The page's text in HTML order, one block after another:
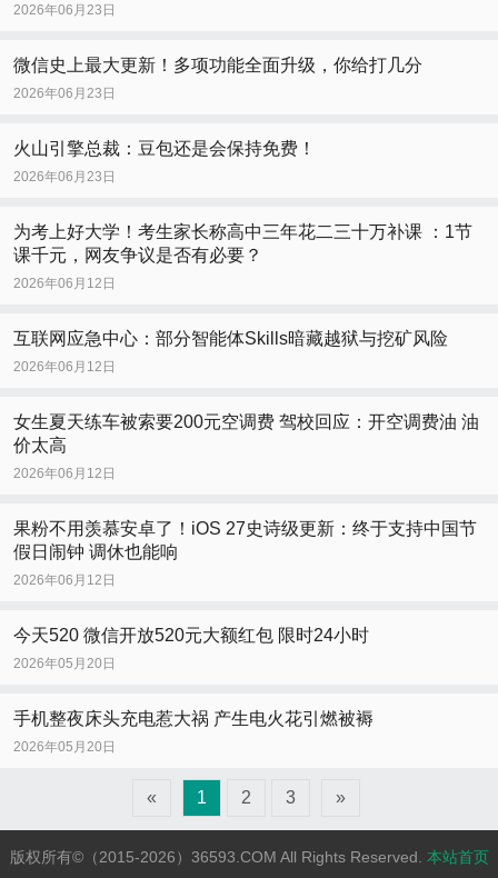
2026年06月23日
微信史上最大更新！多项功能全面升级，你给打几分
2026年06月23日
火山引擎总裁：豆包还是会保持免费！
2026年06月23日
为考上好大学！考生家长称高中三年花二三十万补课 ：1节
课千元，网友争议是否有必要？
2026年06月12日
互联网应急中心：部分智能体Skills暗藏越狱与挖矿风险
2026年06月12日
女生夏天练车被索要200元空调费 驾校回应：开空调费油 油
价太高
2026年06月12日
果粉不用羡慕安卓了！iOS 27史诗级更新：终于支持中国节
假日闹钟 调休也能响
2026年06月12日
今天520 微信开放520元大额红包 限时24小时
2026年05月20日
手机整夜床头充电惹大祸 产生电火花引燃被褥
2026年05月20日
« 1 2 3 »
版权所有©（2015-2026）36593.COM All Rights Reserved. 本站首页